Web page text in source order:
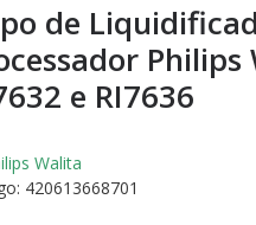
de
e RI7636
420613668701